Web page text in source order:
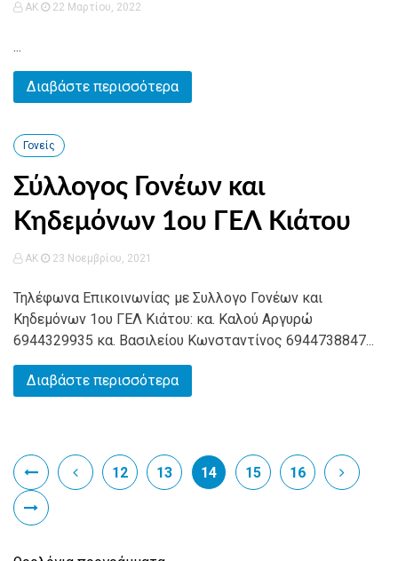
AK 22 Μαρτίου, 2022
...
Διαβάστε περισσότερα
Γονείς
Σύλλογος Γονέων και
Κηδεμόνων 1ου ΓΕΛ Κιάτου
AK 23 Νοεμβρίου, 2021
Τηλέφωνα Επικοινωνίας με Συλλογο Γονέων και
Κηδεμόνων 1ου ΓΕΛ Κιάτου: κα. Καλού Αργυρώ
6944329935 κα. Βασιλείου Κωνσταντίνος 6944738847...
Διαβάστε περισσότερα
12 13 14 15 16